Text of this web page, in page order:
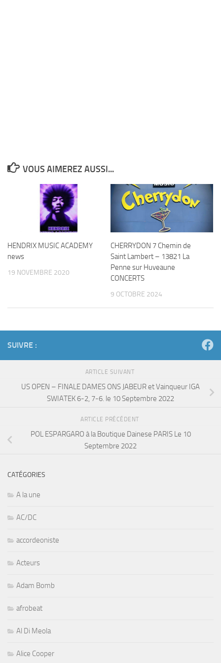
VOUS AIMEREZ AUSSI...
HENDRIX MUSIC ACADEMY
news
19 NOVEMBRE 2020
CHERRYDON 7 Chemin de
Saint Lambert – 13821 La
Penne sur Huveaune
CONCERTS
9 OCTOBRE 2024
SUIVRE :
ARTICLE SUIVANT
US OPEN – FINALE DAMES ONS JABEUR et Vainqueur IGA
SWIATEK 6-2, 7-6. le 10 Septembre 2022
ARTICLE PRÉCÉDENT
POL ESPARGARO à la Boutique Dainese PARIS Le 10
Septembre 2022
CATÉGORIES
A la une
AC/DC
accordeoniste
Acteurs
Adam Bomb
afrobeat
Al Di Meola
Alice Cooper